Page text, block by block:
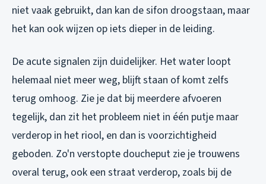
niet vaak gebruikt, dan kan de sifon droogstaan, maar
het kan ook wijzen op iets dieper in de leiding.
De acute signalen zijn duidelijker. Het water loopt
helemaal niet meer weg, blijft staan of komt zelfs
terug omhoog. Zie je dat bij meerdere afvoeren
tegelijk, dan zit het probleem niet in één putje maar
verderop in het riool, en dan is voorzichtigheid
geboden. Zo'n verstopte doucheput zie je trouwens
overal terug, ook een straat verderop, zoals bij de